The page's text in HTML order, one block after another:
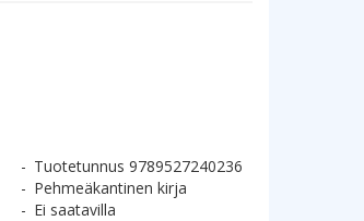
Tuotetunnus 9789527240236
Pehmeäkantinen kirja
Ei saatavilla